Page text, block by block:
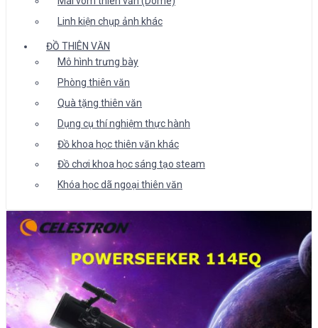
Linh kiện chụp ảnh khác
ĐỒ THIÊN VĂN
Mô hình trưng bày
Phòng thiên văn
Quà tặng thiên văn
Dụng cụ thí nghiệm thực hành
Đồ khoa học thiên văn khác
Đồ chơi khoa học sáng tạo steam
Khóa học dã ngoại thiên văn